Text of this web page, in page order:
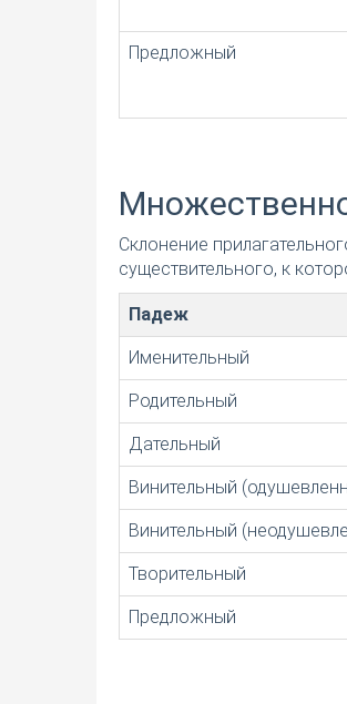
Предложный
Склонение
существительного, к
Падеж
Именительный
Родительный
Дательный
Винительный
Винительный
Творительный
Предложный